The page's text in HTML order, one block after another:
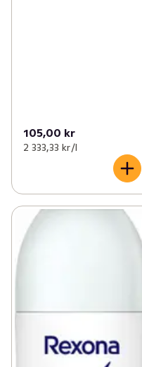
105,00 kr
2 333,33 kr /l